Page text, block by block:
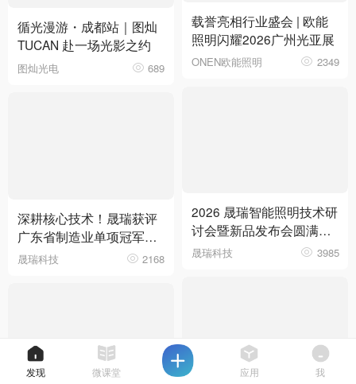
循光漫游・成都站｜图灿
TUCAN 赴一场光影之约
图灿光电 689
深耕核心技术！晟瑞获评
广东省制造业单项冠军企
业
晟瑞科技 2168
载誉亮相行业盛会 | 欧能
照明闪耀2026广州光亚展
ONEN欧能照明 2349
2026 晟瑞智能照明技术研
讨会暨新品发布会圆满落
幕
晟瑞科技 3985
发现 微课堂 应用 我